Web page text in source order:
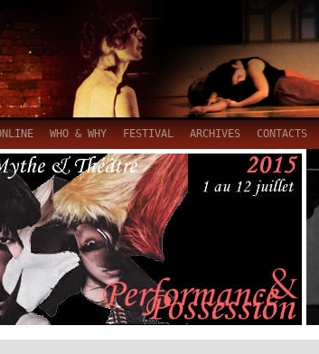
WHO & WHY FESTIVAL ARCHIVES CONTACTS